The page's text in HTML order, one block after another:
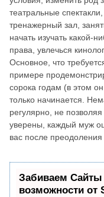
театральные
тренажерный зал,
начать изучать какой-
права, увлечься
Основное, что
примере
сорока годам (в этом
только начинается.
регулярно, не
уверены, каждый муж
вас после преодоления
Забиваем
возможности от